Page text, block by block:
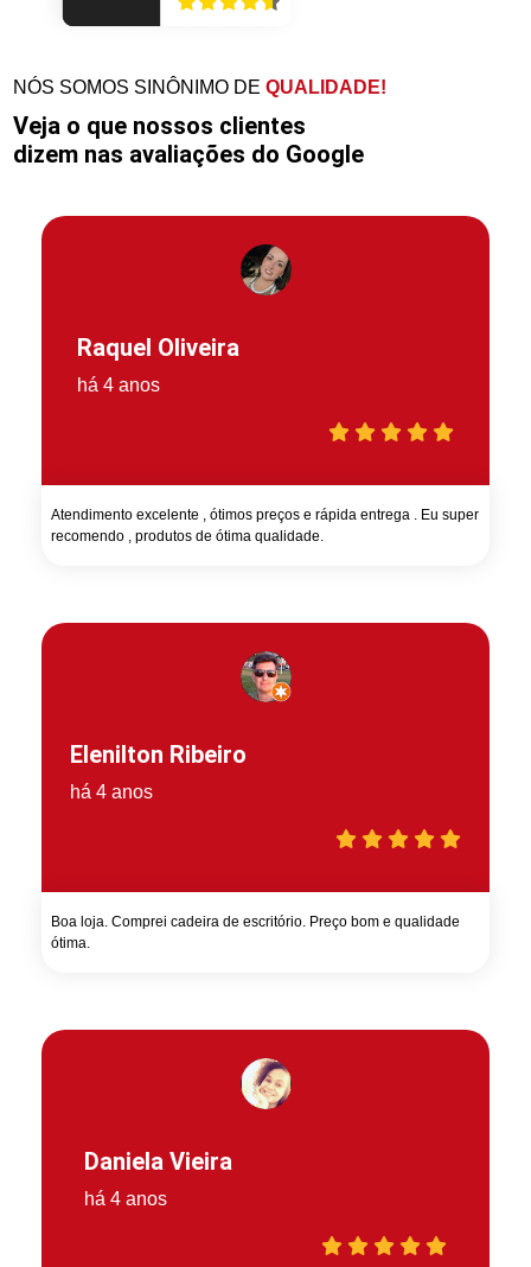
NÓS SOMOS SINÔNIMO DEQUALIDADE!
Veja o que nossos clientes
dizem nas avaliações do Google
Raquel Oliveira
há 4 anos
Atendimento excelente , ótimos preços e rápida entrega . Eu super
recomendo , produtos de ótima qualidade.
Elenilton Ribeiro
há 4 anos
Boa loja. Comprei cadeira de escritório. Preço bom e qualidade
ótima.
Daniela Vieira
há 4 anos